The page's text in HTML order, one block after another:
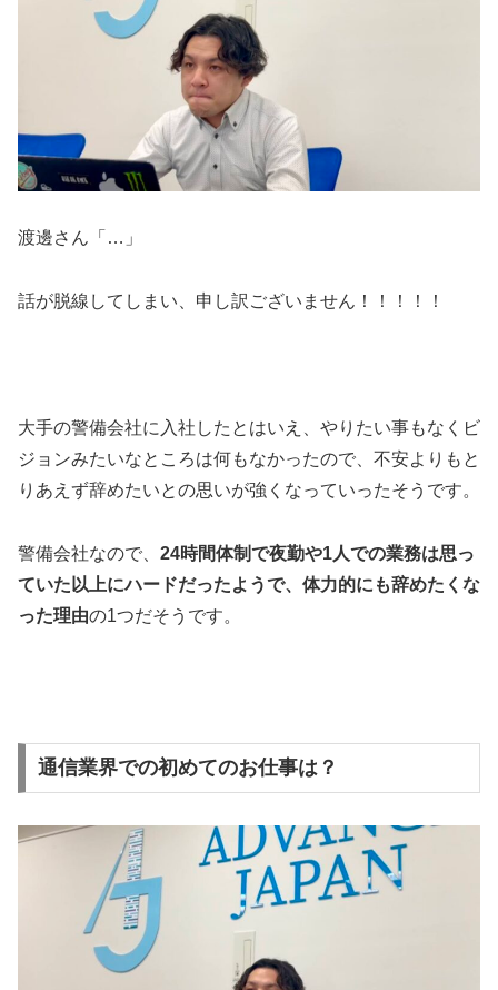
渡邊さん「…」
話が脱線してしまい、申し訳ございません！！！！！
大手の警備会社に入社したとはいえ、やりたい事もなくビ
ジョンみたいなところは何もなかったので、不安よりもと
りあえず辞めたいとの思いが強くなっていったそうです。
警備会社なので、 24時間体制で夜勤や1人での業務は思っ
ていた以上にハードだったようで、体力的にも辞めたくな
った理由の1つだそうです。
通信業界での初めてのお仕事は？